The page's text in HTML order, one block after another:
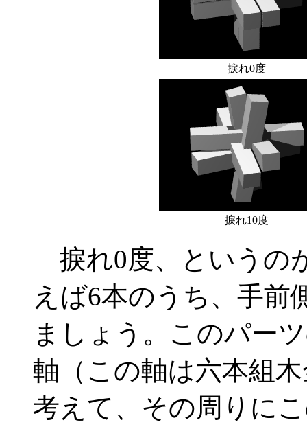
捩れ0度
捩れ10度
捩れ0度、というの
えば6本のうち、手前
ましょう。このパー
軸（この軸は六本組
考えて、その周りに